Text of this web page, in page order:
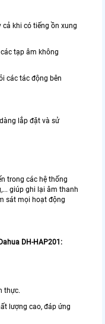
khi có tiếng ồn xung
tạp âm không
các tác động bên
lắp đặt và sử
trong các hệ thống
giúp ghi lại âm thanh
sát mọi hoạt động
DH-HAP201:
thực.
lượng cao, đáp ứng